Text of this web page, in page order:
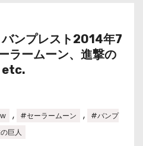
バンプレスト2014年7
ラームーン、進撃の
etc.
, #セーラームーン ,
#バンプ
巨人